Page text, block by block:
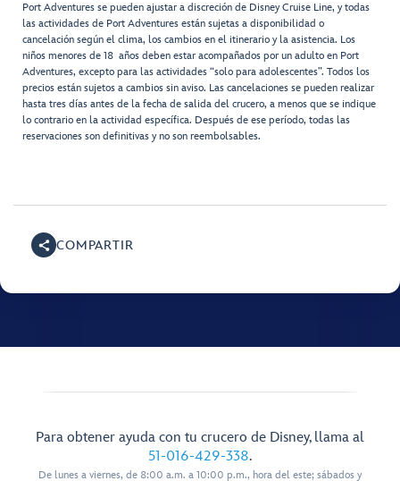
Port Adventures se pueden ajustar a discreción de Disney Cruise Line, y todas
las actividades de Port Adventures están sujetas a disponibilidad o
cancelación según el clima, los cambios en el itinerario y la asistencia. Los
niños menores de 18 años deben estar acompañados por un adulto en Port
Adventures, excepto para las actividades “solo para adolescentes”. Todos los
precios están sujetos a cambios sin aviso. Las cancelaciones se pueden realizar
hasta tres días antes de la fecha de salida del crucero, a menos que se indique
lo contrario en la actividad específica. Después de ese período, todas las
reservaciones son definitivas y no son reembolsables.
COMPARTIR
Para obtener ayuda con tu crucero de Disney, llama al
51-016-429-338.
De lunes a viernes, de 8:00 a.m. a 10:00 p.m., hora del este; sábados y